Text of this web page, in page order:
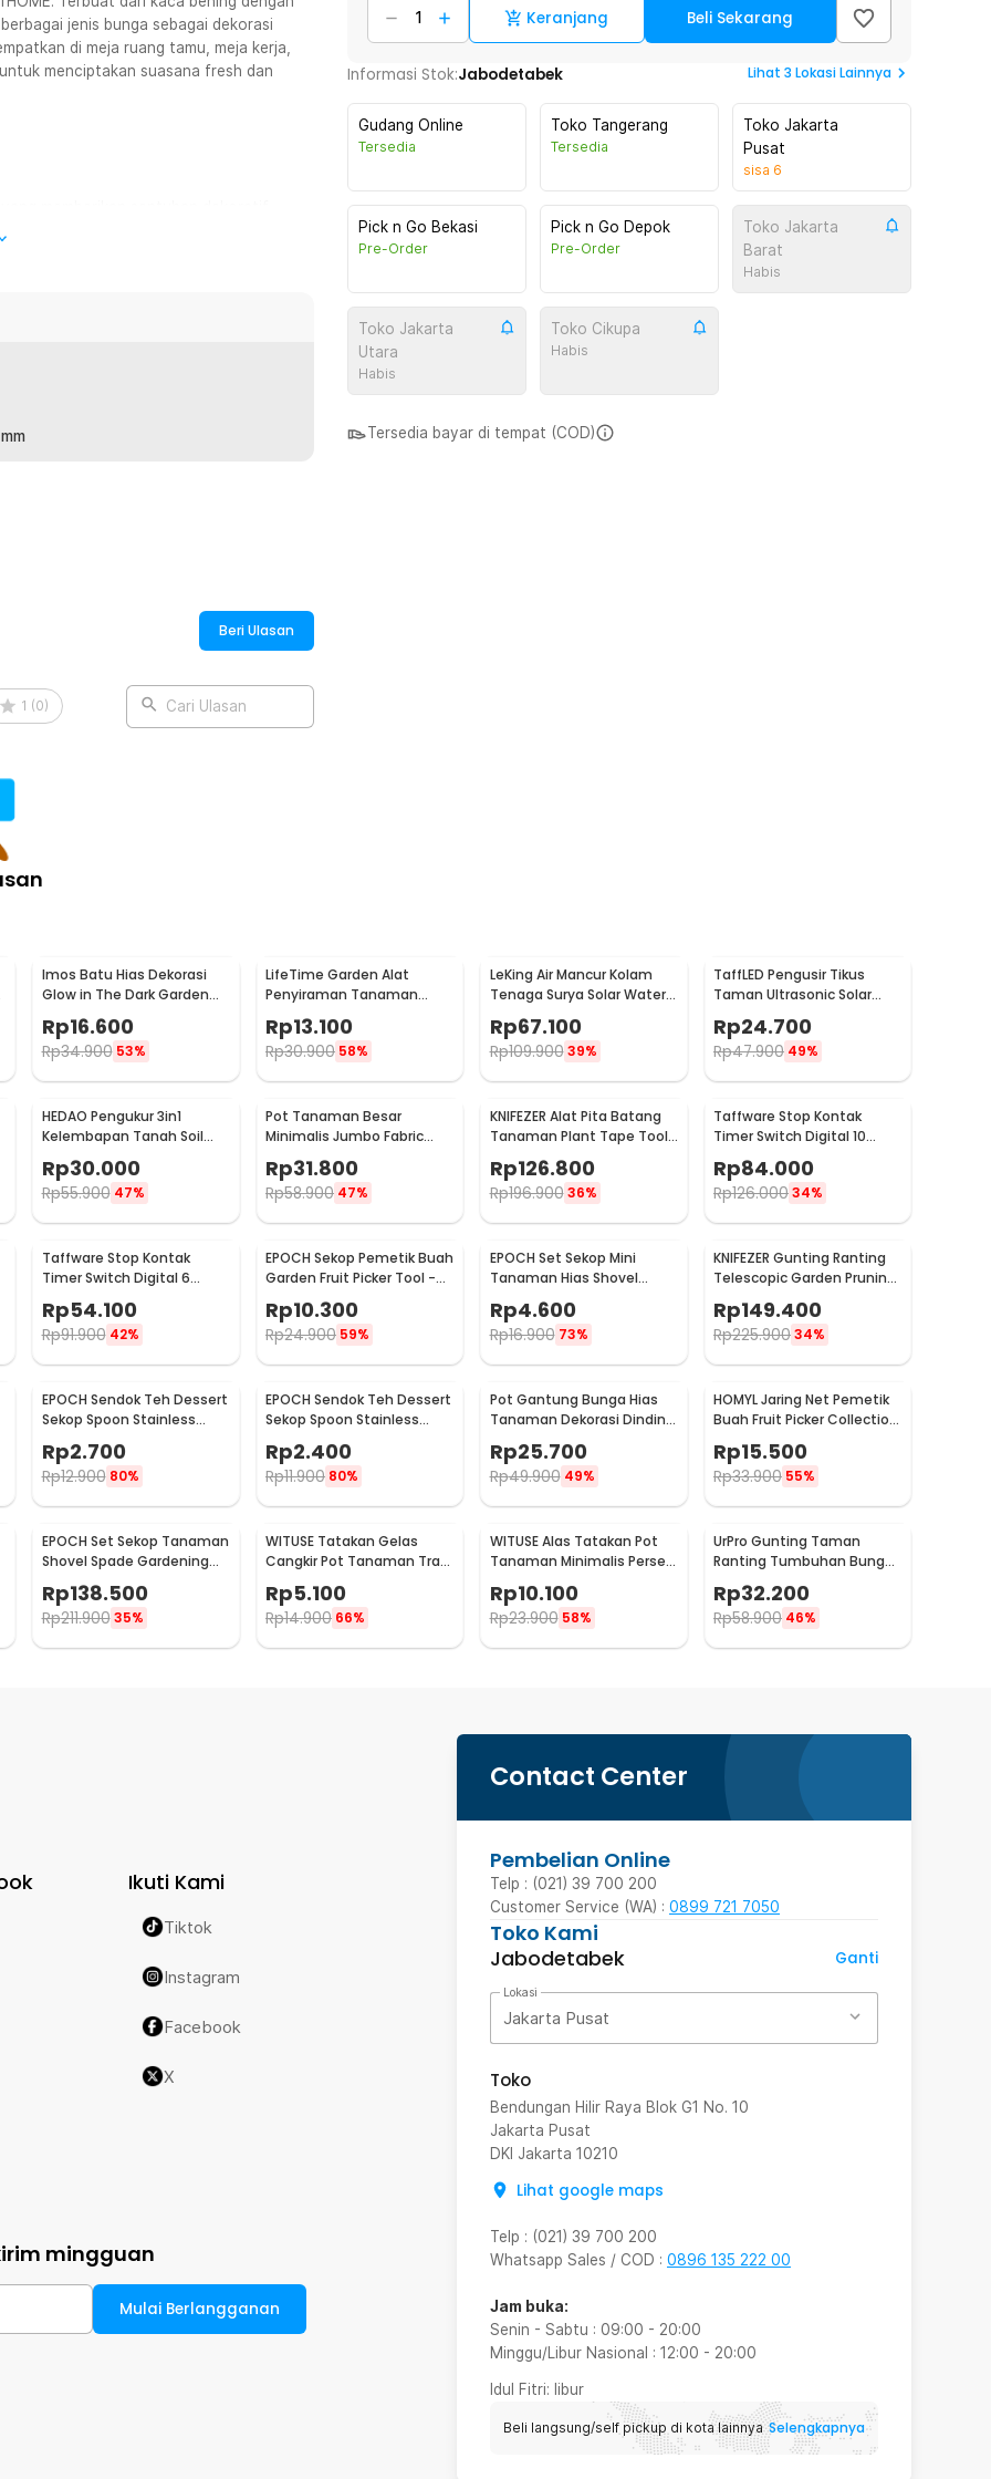
jenis bunga sebagai dekorasi
di meja ruang tamu, meja kerja,
menciptakan suasana fresh dan
minimalis, klasik, hingga modern
bunga terlihat lebih jelas sehingga
dan elegan saat dipajang.
jernih dan menarik untuk
Tulang Daun - YF963
Beri Ulasan
1 (0) Cari Ulasan
Keranjang Beli Sekarang
Informasi Stok:Jabodetabek Lihat 3 Lokasi Lainnya
Gudang Online
Tersedia
Toko Tangerang
Tersedia
Toko Jakarta
Pusat
sisa 6
Pick n Go Bekasi
Pre-Order
Pick n Go Depok
Pre-Order
Toko Jakarta
Barat
Habis
Toko Jakarta
Utara
Habis
Toko Cikupa
Habis
Tersedia bayar di tempat (COD)
Imos Batu Hias Dekorasi
Glow in The Dark Garden
Stone 100 PCS - HC0043
Rp16.600
Rp34.900 53%
LifeTime Garden Alat
Penyiraman Tanaman
Otomatis Micro Drip 2 PCS -
95109
Rp13.100
Rp30.900 58%
LeKing Air Mancur Kolam
Tenaga Surya Solar Water
Fountain - AS10A
Rp67.100
Rp109.900 39%
TaffLED Pengusir Tikus
Taman Ultrasonic Solar
HR-533
Rp24.700
Rp47.900 49%
HEDAO Pengukur 3in1
Kelembapan Tanah Soil
Moist pH Analyzer -
TL00378
Rp30.000
Rp55.900 47%
Pot Tanaman Besar
Minimalis Jumbo Fabric
Breathable - DFT24
Rp31.800
Rp58.900 47%
KNIFEZER Alat Pita Batang
Tanaman Plant Tape Tool
Tapener Machine - VK20
Rp126.800
Rp196.900 36%
Taffware Stop Kontak
Timer Switch Digital 10
Program EU Plug 16A 230V -
KWE-TM02-EU
Rp84.000
Rp126.00034%
Taffware Stop Kontak
Timer Switch Digital 6
W03
Rp54.100
Rp91.900 42%
EPOCH Sekop Pemetik Buah
Garden Fruit Picker Tool -
Rp10.300
Rp24.900 59%
EPOCH Set Sekop Mini
Tanaman Hias Shovel
Spade Gardening Tools 3
PCS - LXY549
Rp4.600
Rp16.900 73%
KNIFEZER Gunting Ranting
Telescopic Garden Pruning
Rp149.400
Rp225.90034%
EPOCH Sendok Teh Dessert
Sekop Spoon Stainless
Rp2.700
Rp12.900 80%
EPOCH Sendok Teh Dessert
Sekop Spoon Stainless
Rp2.400
Rp11.900 80%
Pot Gantung Bunga Hias
Tanaman Dekorasi Dinding
HY001-GR-5
Rp25.700
Rp49.900 49%
HOMYL Jaring Net Pemetik
Buah Fruit Picker Collection
Rp15.500
Rp33.900 55%
EPOCH Set Sekop Tanaman
Shovel Spade Gardening
Tools 10 PCS - LXY55
Rp138.500
Rp211.900 35%
WITUSE Tatakan Gelas
Cangkir Pot Tanaman Tray
EQF301
Rp5.100
Rp14.900 66%
WITUSE Alas Tatakan Pot
Tanaman Minimalis Persegi
175x88x10mm - EQF301
Rp10.100
Rp23.900 58%
UrPro Gunting Taman
Ranting Tumbuhan Bunga
Pruning Scissors 25mm -
SK5
Rp32.200
Rp58.900 46%
Contact Center
Pembelian Online
Telp : (021) 39 700 200
Customer Service (WA) : 0899 721 7050
Toko Kami
Jabodetabek
Ganti
Lokasi
Jakarta Pusat
Toko
Bendungan Hilir Raya Blok G1 No. 10
Jakarta Pusat
DKI Jakarta 10210
Lihat google maps
Telp : (021) 39 700 200
Whatsapp Sales / COD : 0896 135 222 00
Jam buka:
Senin - Sabtu : 09:00 - 20:00
Minggu/Libur Nasional : 12:00 - 20:00
Idul Fitri: libur
Beli langsung/self pickup di kota lainnya Selengkapnya
Ikuti Kami
Tiktok
Instagram
Facebook
X
mingguan
Mulai Berlangganan